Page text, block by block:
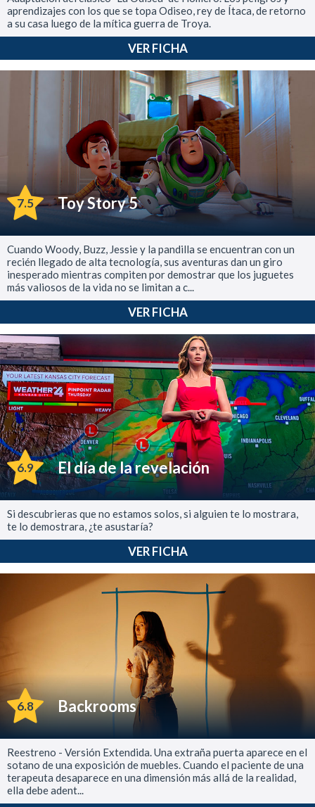
aprendizajes con los que se topa Odiseo, rey de Ítaca, de retorno
a su casa luego de la mítica guerra de Troya.
VER FICHA
7.5 Toy Story 5
Cuando Woody, Buzz, Jessie y la pandilla se encuentran con un
recién llegado de alta tecnología, sus aventuras dan un giro
inesperado mientras compiten por demostrar que los juguetes
más valiosos de la vida no se limitan a c...
VER FICHA
6.9 El día de la revelación
Si descubrieras que no estamos solos, si alguien te lo mostrara,
te lo demostrara, ¿te asustaría?
VER FICHA
6.8 Backrooms
Reestreno - Versión Extendida. Una extraña puerta aparece en el
sotano de una exposición de muebles. Cuando el paciente de una
terapeuta desaparece en una dimensión más allá de la realidad,
ella debe adent...